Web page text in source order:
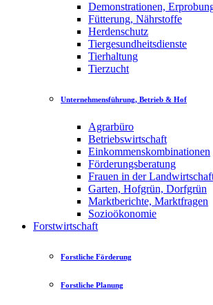
Demonstrationen,
Fütterung, Nährstoffe
Herdenschutz
Tiergesundheitsdienste
Tierhaltung
Tierzucht
Unternehmensführung, Betrieb & Hof
Agrarbüro
Betriebswirtschaft
Einkommenskombinationen
Förderungsberatung
Frauen in der
Garten, Hofgrün, Dorfgrün
Marktberichte, Marktfragen
Sozioökonomie
Forstwirtschaft
Forstliche Förderung
Forstliche Planung